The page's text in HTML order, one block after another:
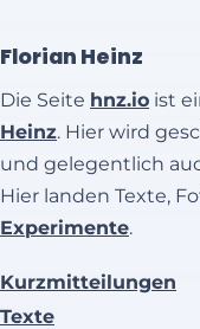
Florian Heinz
Die Seite hnz.io ist
Heinz. Hier wird
und gelegentlich
Hier landen Texte,
Experimente.
Kurzmitteilungen
Texte